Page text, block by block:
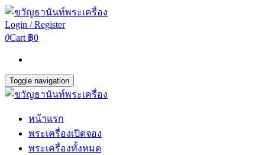
Login / Register
0Cart ฿0
Toggle navigation
หน้าแรก
พระเครื่องเปิดจอง
พระเครื่องทั้งหมด